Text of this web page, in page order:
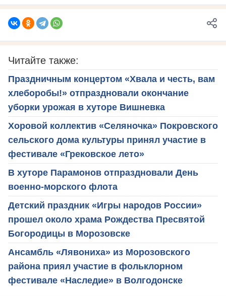
Читайте также:
Праздничным концертом «Хвала и честь, вам
хлеборобы!» отпраздновали окончание
уборки урожая в хуторе Вишневка
Хоровой коллектив «Селяночка» Покровского
сельского дома культуры принял участие в
фестивале «Грековское лето»
В хуторе Парамонов отпраздновали День
военно-морского флота
Детский праздник «Игры народов России»
прошел около храма Рождества Пресвятой
Богородицы в Морозовске
Ансамбль «Лявониха» из Морозовского
района приял участие в фольклорном
фестивале «Наследие» в Волгодонске